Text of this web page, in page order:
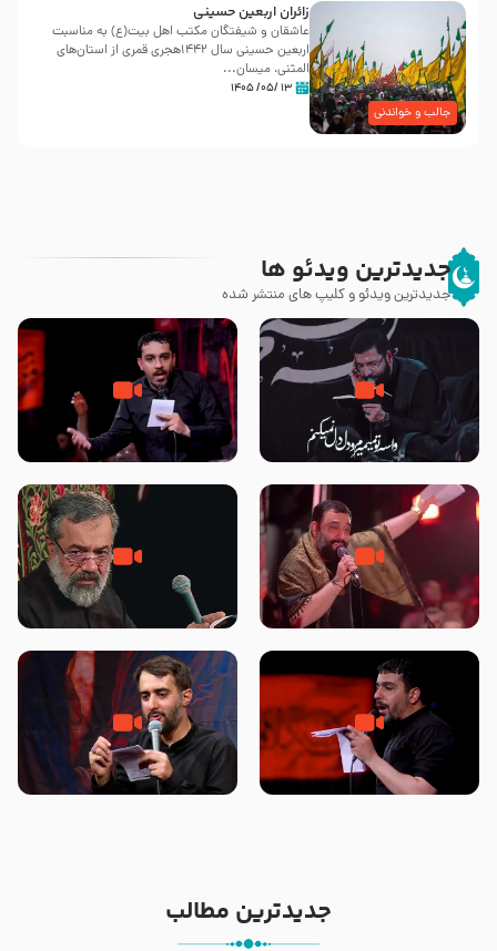
جالب و خواندنی
زائران اربعین حسینی
عاشقان و شیفتگان مکتب اهل بیت(ع) به مناسبت
اربعین حسینی سال ۱۴۴۲هجری قمری از استان‌های
المثنی، میسان...
۱۳ /۰۵/ ۱۴۰۵
جدیدترین ویدئو ها
جدیدترین ویدئو و کلیپ های منتشر شده
مصداق کربلا – حاج حسین سیب
سرخی
شور ، حسینا! به‌ حق زهرا «أُنْظُرْ
إِلَینا» – عزاداری شب هفتم ماه
جانا جانا ابی عبدالله – کربلایی جواد
مقدم – شب هشتم محرم 1448 –
مادر منم مثل تو خمیدم – حاج
محمود کریمی – شهادت حضرت
هیئت رایة العباس علیه السلام
تک ، عبّاس، صاحب دل‌هاست –
حاج حنیف طاهری – عزاداری شب
من غلام نوکراتم من عاشق کربلاتم
– شور زمینه – شب هفتم – محرم
جدیدترین مطالب